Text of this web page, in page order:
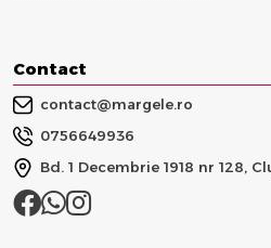
Contact
contact@margele.ro
0756649936
Bd. 1 Decembrie 1918 nr 128,